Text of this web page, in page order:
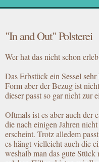
"In and Out" Polsterei
Wer hat das nicht schon
Das Erbstück ein Sessel
Form aber der Bezug ist
dieser passt so gar nicht zur
Oftmals ist es aber auch der
die nach einigen Jahren
erscheint. Trotz alledem
es hängt vielleicht auch die
weshalb man das gute